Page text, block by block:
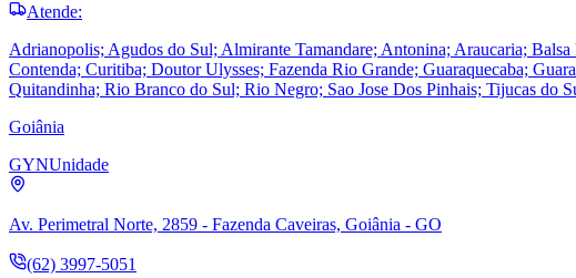
Atende:
Adrianopolis; Agudos do Sul; Almirante Tamandare; Antonina; Araucaria;
Contenda; Curitiba; Doutor Ulysses; Fazenda Rio Grande; Guaraquecaba;
Quitandinha; Rio Branco do Sul; Rio Negro; Sao Jose Dos Pinhais; Tijucas do
Goiânia
GYNUnidade
Av. Perimetral Norte, 2859 - Fazenda Caveiras, Goiânia - GO
(62) 3997-5051